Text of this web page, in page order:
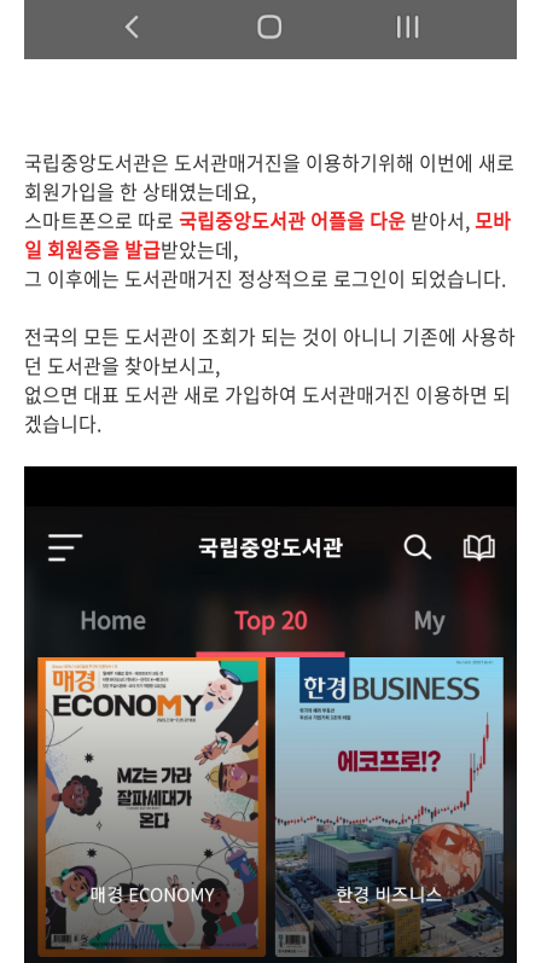
국립중앙도서관은 도서관매거진을 이용하기위해 이번에 새로
회원가입을 한 상태였는데요,
스마트폰으로 따로 국립중앙도서관 어플을 다운 받아서,모바
일 회원증을 발급받았는데,
그 이후에는 도서관매거진 정상적으로 로그인이 되었습니다.
전국의 모든 도서관이 조회가 되는 것이 아니니 기존에 사용하
던 도서관을 찾아보시고,
없으면 대표 도서관 새로 가입하여 도서관매거진 이용하면 되
겠습니다.